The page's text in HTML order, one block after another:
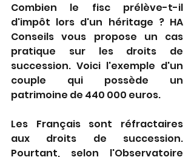
Combien le fisc prélève-t-il
d'impôt lors d'un héritage ? HA
Conseils vous propose un cas
pratique sur les droits de
succession. Voici l'exemple d'un
couple qui possède un
patrimoine de 440 000 euros.
Les Français sont réfractaires
aux droits de succession.
Pourtant, selon l'Observatoire